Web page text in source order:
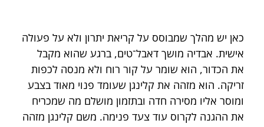
כאן יש מהלך שמבוסס על קריאת יתרון ולא על פעולה
אישית. אבדיה מושך דאבל־טים, ברגע שהוא מקבל
את הכדור, הוא שומר על קור רוח ולא מנסה לכפות
זריקה. הוא מזהה את קלינגן שעומד פנוי מאוד בצבע
ומוסר אליו מסירה חדה ובתזמון מושלם מה שמכריח
את ההגנה לקרוס עוד צעד פנימה. משם קלינגן מזהה